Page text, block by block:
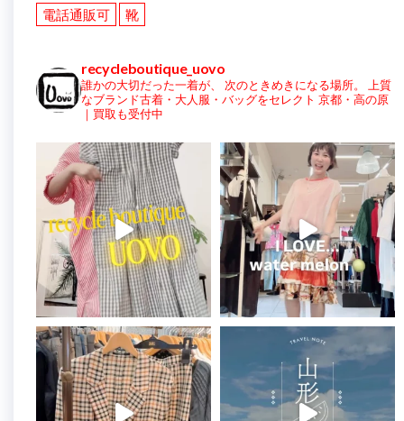
電話通販可
靴
recycleboutique_uovo
誰かの大切だった一着が、 次のときめきになる場所。
上質
なブランド古着・大人服・バッグをセレクト 京都・高の原
｜買取も受付中